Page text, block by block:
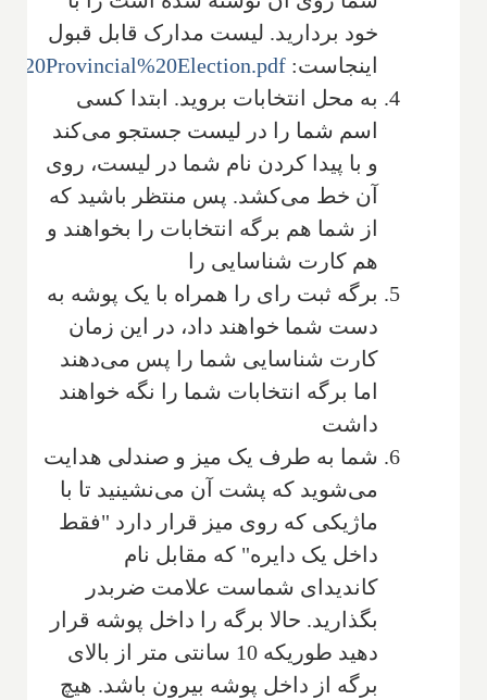
خود بردارید. لیست مدارک قابل قبول
اینجاست:
به محل انتخابات بروید. ابتدا کسی
اسم شما را در لیست جستجو می‌کند
و با پیدا کردن نام شما در لیست، روی
آن خط می‌کشد. پس منتظر باشید که
از شما هم برگه انتخابات را بخواهند و
هم کارت شناسایی را
برگه ثبت رای را همراه با یک پوشه به
دست شما خواهند داد، در این زمان
کارت شناسایی شما را پس می‌دهند
اما برگه انتخابات شما را نگه خواهند
داشت
شما به طرف یک میز و صندلی هدایت
می‌شوید که پشت آن می‌نشینید تا با
ماژیکی که روی میز قرار دارد "فقط
داخل یک دایره" که مقابل نام
کاندیدای شماست علامت ضربدر
بگذارید. حالا برگه را داخل پوشه قرار
دهید طوریکه 10 سانتی متر از بالای
برگه از داخل پوشه بیرون باشد. هیچ